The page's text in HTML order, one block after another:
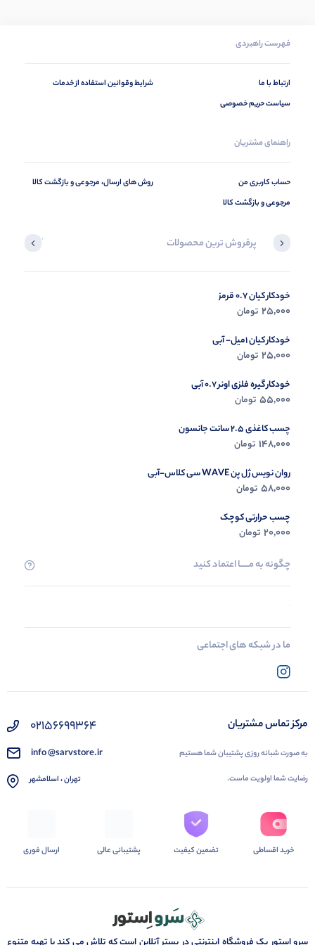
فهرست راهبردی
ارتباط با ما
سیاست حریم خصوصی
شرایط وقوانین استفاده از خدمات
راهنمای مشتریان
حساب کاربری من
مرجوعی و بازگشت کالا
روش های ارسال، مرجوعی و بازگشت کالا
پرفروش ترین محصولات آخرین
خودکار کیان 0.7 قرمز
25,000 تومان
خودکار کیان 1میل- آبی
25,000 تومان
خودکار گیره فلزی اونر 0.7 آبی
55,000 تومان
چسب کاغذی 2.5 سانت جانسون
148,000 تومان
روان نویس ژل پن WAVE سی کلاس-آبی
58,000 تومان
چسب حرارتی کوچک
20,000 تومان
چگونه به مــــــا اعتماد کنید
ما در شبکه های اجتماعی
مرکز تماس مشتریان
به صورت شبانه روزی پشتیبان شما هستیم
رضایت شما اولویت ماست.
02156699364
info @sarvstore.ir
تهران ، اسلامشهر
خرید اقساطی تضمین کیفیت پشتیبانی عالی ارسال فوری